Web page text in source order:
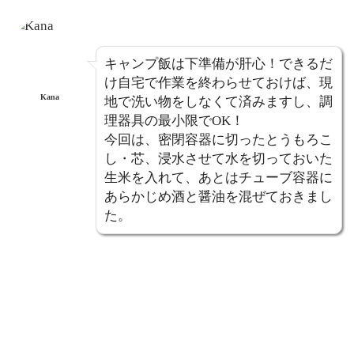
Kana
キャンプ飯は下準備が肝心！できるだ
け自宅で作業を終わらせておけば、現
地で洗い物をしなくて済みますし、調
理器具の最小限でOK！
今回は、密閉容器に切ったとうもろこ
し・芯、浸水させて水を切っておいた
生米を入れて、あとはチューブ容器に
あらかじめ酒と醤油を混ぜておきまし
た。